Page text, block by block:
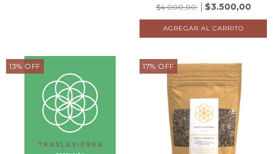
$4.000,00
$3.500,00
13% OFF 17% OFF